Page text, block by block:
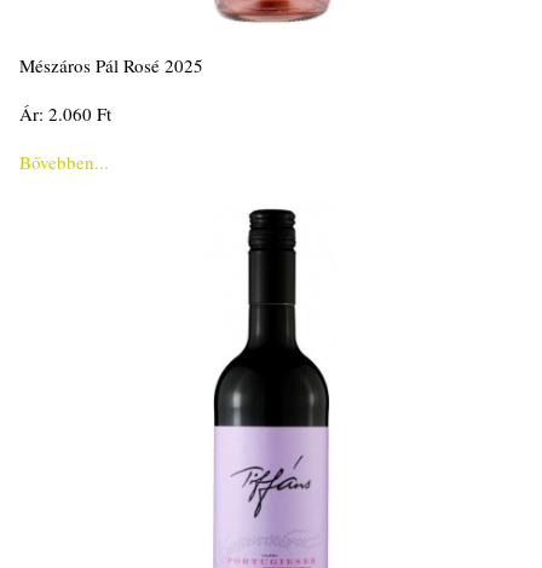
Mészáros Pál Rosé 2025
Ár: 2.060 Ft
Bővebben...